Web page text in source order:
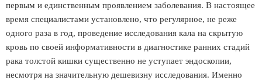
первым и единственным проявлением заболевания. В настоящее
время специалистами установлено, что регулярное, не реже
одного раза в год, проведение исследования кала на скрытую
кровь по своей информативности в диагностике ранних стадий
рака толстой кишки существенно не уступает эндоскопии,
несмотря на значительную дешевизну исследования. Именно